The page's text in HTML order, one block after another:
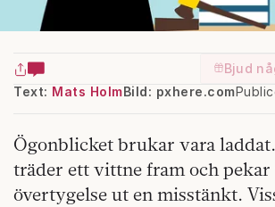
Bjud
Text: Mats HolmBild: pxhere.com
Ögonblicket brukar vara
träder ett vittne fram och pekar
övertygelse ut en misstänkt.